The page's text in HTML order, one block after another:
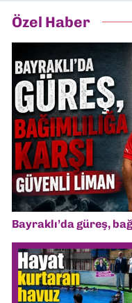
Özel Haber
Bayraklı’da güreş,